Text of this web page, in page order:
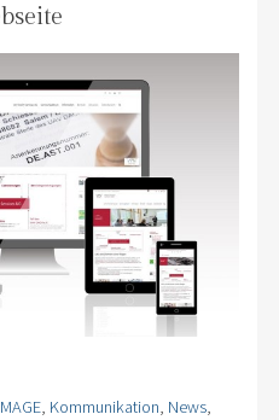
, Kommunikation News,